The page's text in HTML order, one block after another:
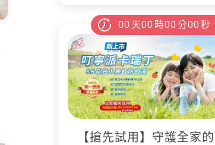
00 天00 時00 分00 秒
【搶先試用】守護全家的